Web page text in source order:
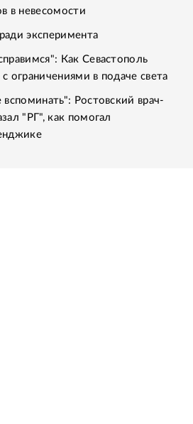
в невесомости
эксперимента
Как Севастополь
ограничениями в подаче света
Ростовский врач-
"РГ", как помогал